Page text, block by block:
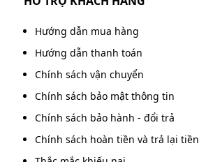
Hướng dẫn mua hàng
Hướng dẫn thanh toán
Chính sách vận chuyển
Chính sách bảo mật thông tin
Chính sách bảo hành - đổi trả
Chính sách hoàn tiền và trả lại tiền